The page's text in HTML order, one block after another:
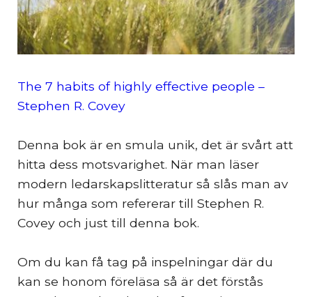
The 7 habits of highly effective people –
Stephen R. Covey
Denna bok är en smula unik, det är svårt att
hitta dess motsvarighet. När man läser
modern ledarskapslitteratur så slås man av
hur många som refererar till Stephen R.
Covey och just till denna bok.
Om du kan få tag på inspelningar där du
kan se honom föreläsa så är det förstås